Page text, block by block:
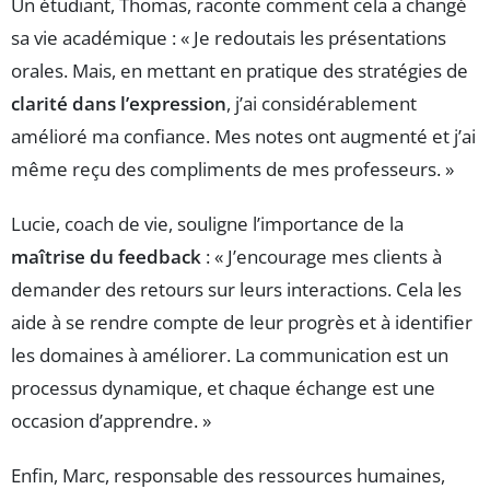
sa vie académique : « Je redoutais les présentations
orales. Mais, en mettant en pratique des stratégies de
clarité dans l’expression, j’ai considérablement
amélioré ma confiance. Mes notes ont augmenté et j’ai
même reçu des compliments de mes professeurs. »
Lucie, coach de vie, souligne l’importance de la
maîtrise du feedback : « J’encourage mes clients à
demander des retours sur leurs interactions. Cela les
aide à se rendre compte de leur progrès et à identifier
les domaines à améliorer. La communication est un
processus dynamique, et chaque échange est une
occasion d’apprendre. »
Enfin, Marc, responsable des ressources humaines,